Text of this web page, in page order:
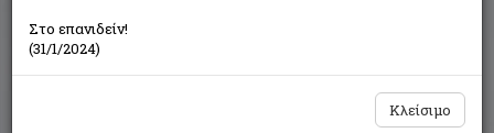
Ο επόμενος έρωτας
Στο επανιδείν!
(31/1/2024)
Κλείσιμο